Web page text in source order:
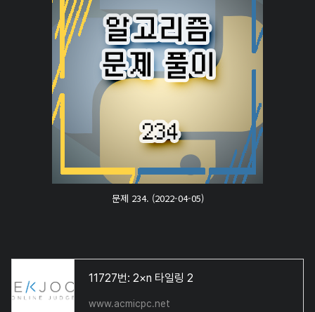
문제 234. (2022-04-05)
11727번: 2×n 타일링 2
www.acmicpc.net